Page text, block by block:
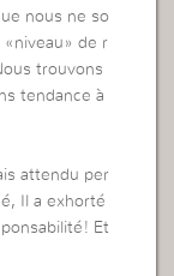
nous ne so
«niveau» de r
trouvons
tendance à
attendu per
Il a exhorté
Et